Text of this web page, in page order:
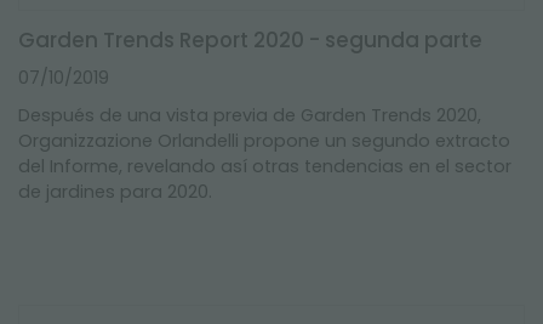
Garden Trends Report 2020 - segunda parte
07/10/2019
Después de una vista previa de Garden Trends 2020,
Organizzazione Orlandelli propone un segundo extracto
del Informe, revelando así otras tendencias en el sector
de jardines para 2020.